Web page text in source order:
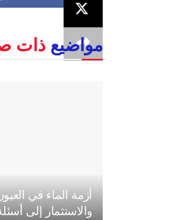
مواضيع ذات
أزمة الماء في
والاستثمار إلى